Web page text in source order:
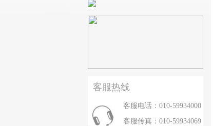
客服热线
客服电话：010-59934000
客服传真：010-59934069